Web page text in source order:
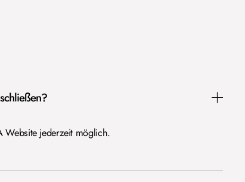
Website jederzeit möglich.